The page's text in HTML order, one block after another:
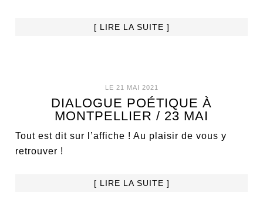
[ LIRE LA SUITE ]
LE 21 MAI 2021
DIALOGUE POÉTIQUE À
MONTPELLIER / 23 MAI
Tout est dit sur l’affiche ! Au plaisir de vous y
retrouver !
[ LIRE LA SUITE ]